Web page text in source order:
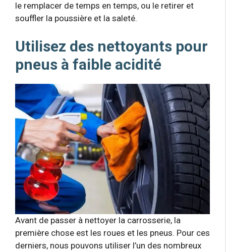
le remplacer de temps en temps, ou le retirer et
souffler la poussière et la saleté.
Utilisez des nettoyants pour
pneus à faible acidité
Avant de passer à nettoyer la carrosserie, la
première chose est les roues et les pneus. Pour ces
derniers, nous pouvons utiliser l’un des nombreux